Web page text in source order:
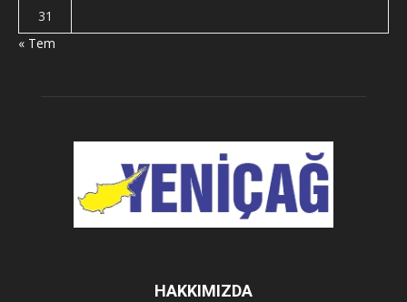
31
« Tem
HAKKIMIZDA